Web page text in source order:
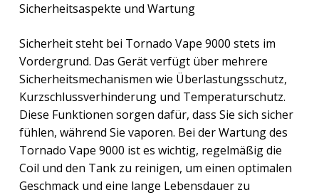
Sicherheitsaspekte und Wartung
Sicherheit steht bei Tornado Vape 9000 stets im
Vordergrund. Das Gerät verfügt über mehrere
Sicherheitsmechanismen wie Überlastungsschutz,
Kurzschlussverhinderung und Temperaturschutz.
Diese Funktionen sorgen dafür, dass Sie sich sicher
fühlen, während Sie vaporen. Bei der Wartung des
Tornado Vape 9000 ist es wichtig, regelmäßig die
Coil und den Tank zu reinigen, um einen optimalen
Geschmack und eine lange Lebensdauer zu